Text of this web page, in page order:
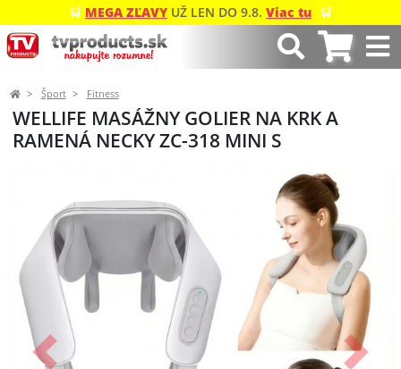
🛒 MEGA ZĽAVY UŽ LEN DO 9.8. Viac tu 🛒
Šport Fitness
WELLIFE MASÁŽNY GOLIER NA KRK A
RAMENÁ NECKY ZC-318 MINI S
Predchádzajúci Ďalší